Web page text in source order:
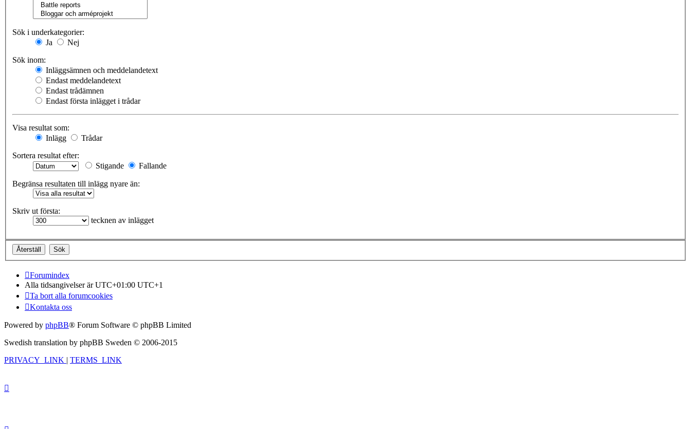
Sök i underkategorier:
Ja
Nej
Sök inom:
Inläggsämnen och meddelandetext
Endast meddelandetext
Endast trådämnen
Endast första inlägget i trådar
Visa resultat som:
Inlägg
Trådar
Sortera resultat efter:
Stigande
Fallande
Begränsa resultaten till inlägg nyare än:
Skriv ut första:
tecknen av inlägget
Forumindex
Alla tidsangivelser är UTC+01:00 UTC+1
Ta bort alla forumcookies
Kontakta oss
Powered by phpBB® Forum Software © phpBB Limited
Swedish translation by phpBB Sweden © 2006-2015
PRIVACY_LINK | TERMS_LINK